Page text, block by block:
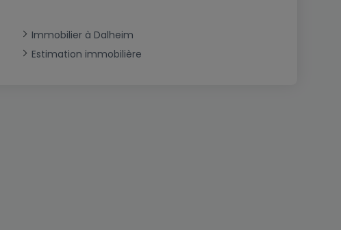
Immobilier à Dalheim
Estimation immobilière